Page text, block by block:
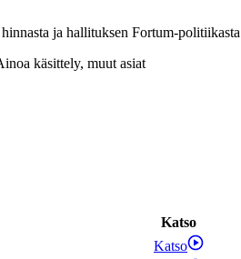
ja hallituksen Fortum-politiikasta
käsittely, muut asiat
Katso
Katso